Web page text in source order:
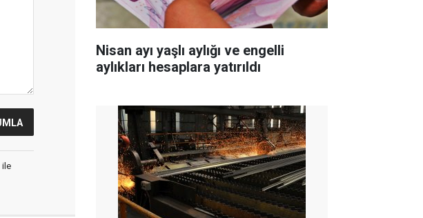
ile
Nisan ayı yaşlı aylığı ve engelli
aylıkları hesaplara yatırıldı